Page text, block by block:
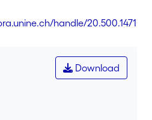
handle/20.500.1471
Download